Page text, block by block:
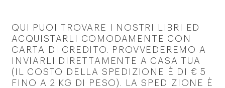
QUI PUOI TROVARE I NOSTRI LIBRI ED
ACQUISTARLI COMODAMENTE CON
CARTA DI CREDITO. PROVVEDEREMO A
INVIARLI DIRETTAMENTE A CASA TUA
(IL COSTO DELLA SPEDIZIONE È DI € 5
FINO A 2 KG DI PESO). LA SPEDIZIONE È